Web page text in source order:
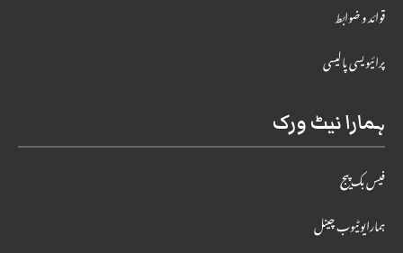
قوائد و ضوابط
پرائیویسی پالیسی
ہمارا نیٹ ورک
فیس بک پیج
ہمارایوٹیوب چینل